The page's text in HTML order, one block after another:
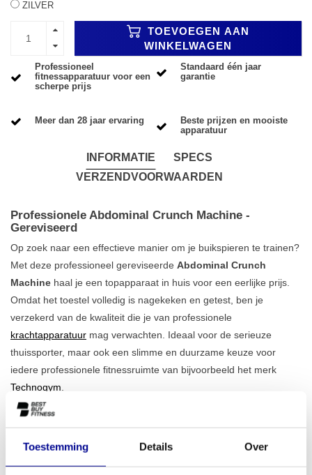
Toestemming Details Over
ZILVER
TOEVOEGEN AAN
WINKELWAGEN
Professioneel
fitnessapparatuur voor een
scherpe prijs
Standaard één jaar
garantie
Meer dan 28 jaar ervaring
Beste prijzen en mooiste
apparatuur
INFORMATIE
SPECS
VERZENDVOORWAARDEN
Professionele Abdominal Crunch Machine -
Gereviseerd
Op zoek naar een effectieve manier om je buikspieren te trainen?
Met deze professioneel gereviseerde Abdominal Crunch
Machine haal je een topapparaat in huis voor een eerlijke prijs.
Omdat het toestel volledig is nagekeken en getest, ben je
verzekerd van de kwaliteit die je van professionele
krachtapparatuur mag verwachten. Ideaal voor de serieuze
thuissporter, maar ook een slimme en duurzame keuze voor
iedere professionele fitnessruimte van bijvoorbeeld het merk
Technogym
Gerichte en veilige core training
waardoor je elke herhaling optimaal benut. Dankzij de verstelbare
onderdelen vind je altijd de juiste houding voor een veilige en